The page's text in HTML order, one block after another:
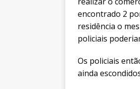
encontrado 2
residência o
policiais
Os policiais
ainda